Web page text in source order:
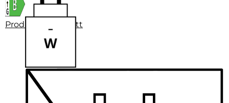
Produktdatenblatt